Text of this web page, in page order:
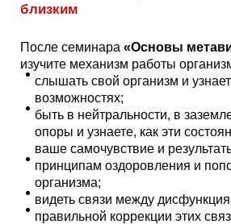
близким
После семинара «Основы
изучите механизм работы
слышать свой организм и
возможностях;
быть в нейтральности, в
опоры и узнаете, как эти
ваше самочувствие и
принципам оздоровления и
организма;
видеть связи между
правильной коррекции этих